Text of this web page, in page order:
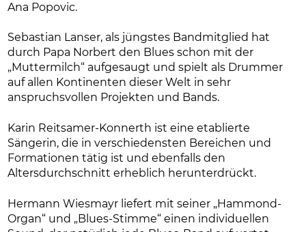
Ana Popovic.
Sebastian Lanser, als jüngstes Bandmitglied hat
durch Papa Norbert den Blues schon mit der
„Muttermilch“ aufgesaugt und spielt als Drummer
auf allen Kontinenten dieser Welt in sehr
anspruchsvollen Projekten und Bands.
Karin Reitsamer-Konnerth ist eine etablierte
Sängerin, die in verschiedensten Bereichen und
Formationen tätig ist und ebenfalls den
Altersdurchschnitt erheblich herunterdrückt.
Hermann Wiesmayr liefert mit seiner „Hammond-
Organ“ und „Blues-Stimme“ einen individuellen